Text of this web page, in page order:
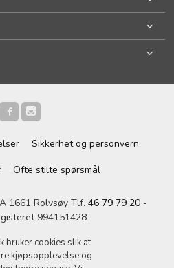
Sikkerhet og personvern
Ofte stilte spørsmål
1661 Rolvsøy Tlf. 46 79 79 20 -
994151428
bruker cookies slik at
kjøpsopplevelse og